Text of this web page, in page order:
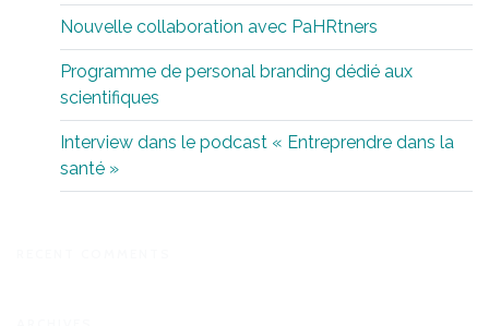
Nouvelle collaboration avec PaHRtners
Programme de personal branding dédié aux
scientifiques
Interview dans le podcast « Entreprendre dans la
santé »